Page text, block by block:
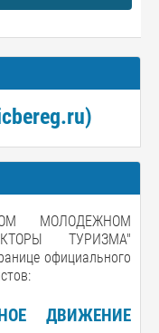
МОЛОДЕЖНОМ
ТУРИЗМА"
официального
ДВИЖЕНИЕ